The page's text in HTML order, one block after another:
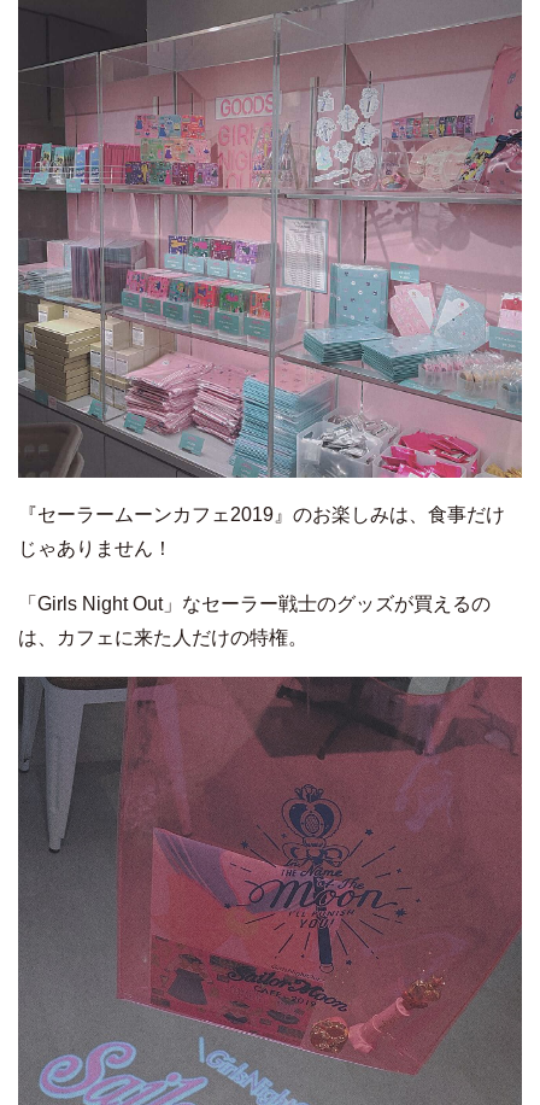
『セーラームーンカフェ2019』のお楽しみは、食事だけ
じゃありません！
「Girls Night Out」なセーラー戦士のグッズが買えるの
は、カフェに来た人だけの特権。